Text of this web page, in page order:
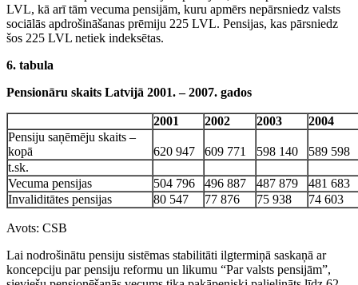
LVL, kā arī tām vecuma pensijām, kuru apmērs nepārsniedz valsts
sociālās apdrošināšanas prēmiju 225 LVL. Pensijas, kas pārsniedz
šos 225 LVL netiek indeksētas.
6. tabula
Pensionāru skaits Latvijā 2001. – 2007. gados
2001 2002 2003
2004
Pensiju saņēmēju skaits –
kopā
620 947 609 771 598 140
589 598
t.sk.
Vecuma pensijas
504 796 496 887 487 879
481 683
Invaliditātes pensijas
80 547 77 876 75 938 74 603
Avots: CSB
Lai nodrošinātu pensiju sistēmas stabilitāti ilgtermiņā saskaņā ar
koncepciju par pensiju reformu un likumu “Par valsts pensijām”,